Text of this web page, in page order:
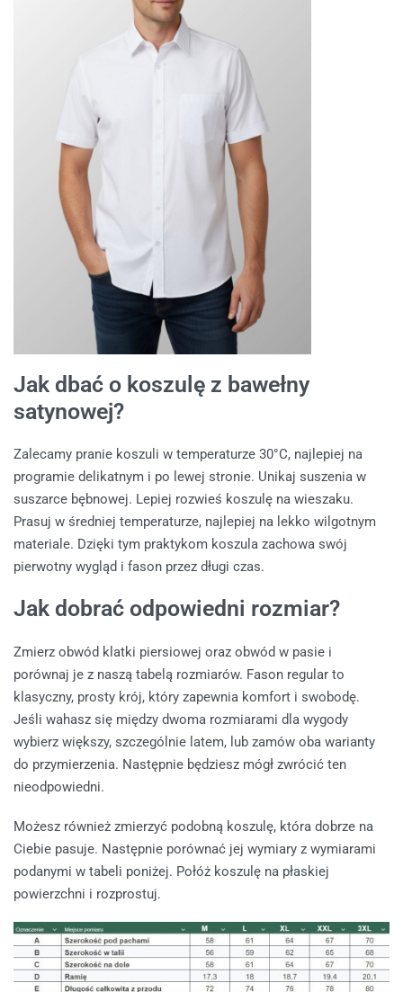
Jak dbać o koszulę z bawełny
satynowej?
Zalecamy pranie koszuli w temperaturze 30°C, najlepiej na
programie delikatnym i po lewej stronie. Unikaj suszenia w
suszarce bębnowej. Lepiej rozwieś koszulę na wieszaku.
Prasuj w średniej temperaturze, najlepiej na lekko wilgotnym
materiale. Dzięki tym praktykom koszula zachowa swój
pierwotny wygląd i fason przez długi czas.
Jak dobrać odpowiedni rozmiar?
Zmierz obwód klatki piersiowej oraz obwód w pasie i
porównaj je z naszą tabelą rozmiarów. Fason regular to
klasyczny, prosty krój, który zapewnia komfort i swobodę.
Jeśli wahasz się między dwoma rozmiarami dla wygody
wybierz większy, szczególnie latem, lub zamów oba warianty
do przymierzenia. Następnie będziesz mógł zwrócić ten
nieodpowiedni.
Możesz również zmierzyć podobną koszulę, która dobrze na
Ciebie pasuje. Następnie porównać jej wymiary z wymiarami
podanymi w tabeli poniżej. Połóż koszulę na płaskiej
powierzchni i rozprostuj.